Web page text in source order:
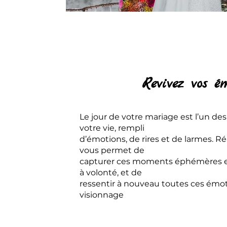
Revivez vos
Le jour de votre mariage est l’un
votre vie, rempli
d’émotions, de rires et de larmes.
vous permet de
capturer ces moments éphémères
à volonté, et de
ressentir à nouveau toutes ces
visionnage